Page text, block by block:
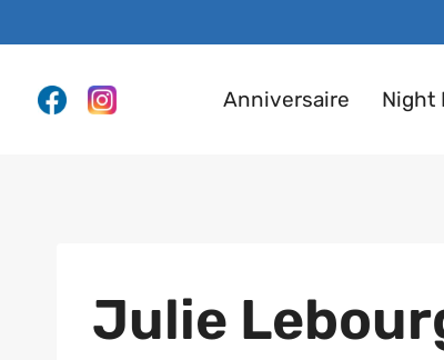
au
contenu
Anniversaire Night
Julie